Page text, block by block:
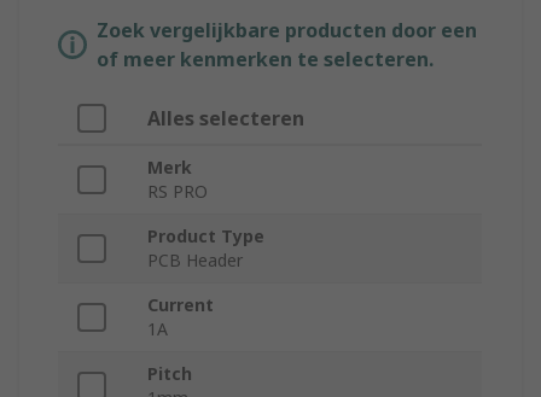
Zoek vergelijkbare producten door een
of meer kenmerken te selecteren.
Alles selecteren
Merk
RS PRO
Product Type
PCB Header
Current
1A
Pitch